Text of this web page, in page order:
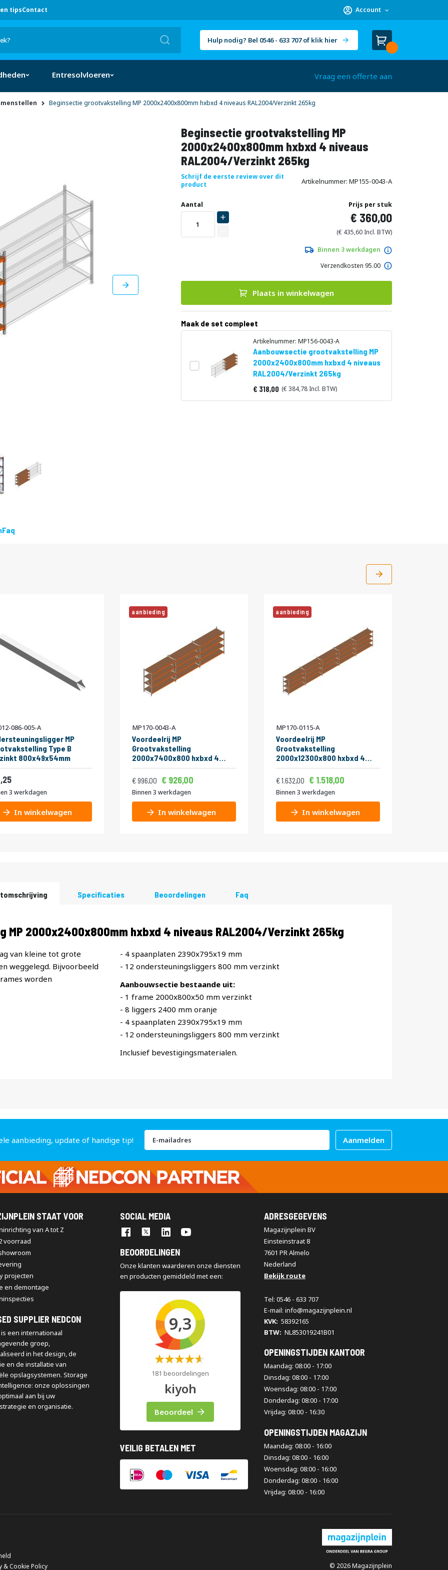
tipsContact Account
Hulp nodig? Bel 0546 - 633 707 of klik hier
Winkelwagen
Cart
Entresolvloeren Vraag een offerte aan
Beginsectie grootvakstelling MP 2000x2400x800mm hxbxd 4 niveaus RAL2004/Verzinkt 265kg
Beginsectie grootvakstelling MP
2000x2400x800mm hxbxd 4 niveaus
RAL2004/Verzinkt 265kg
Schrijf de eerste review over dit
product
Artikelnummer MP155-0043-A
Uw
aanpassing
DIRECT
LEVERBAAR
Aantal Prijs per stuk
360,00
435,60
Binnen 3 werkdagen
Verzendkosten 95.00
Plaats in winkelwagen
Maak de set compleet
Artikelnummer: MP156-0043-A
Aanbouwsectie grootvakstelling MP
2000x2400x800mm hxbxd 4 niveaus
RAL2004/Verzinkt 265kg
Vanaf
318,00 384,78
Faq
086-005-A
MP
Type B
800x49x54mm
3 werkdagen
In winkelwagen
aanbieding
MP170-0043-A
Voordeelrij MP
Grootvakstelling
2000x7400x800 hxbxd 4
niveaus RAL2004/Verzinkt
265kg
Normale prijs
996,00 1.205,16
Vanaf
926,00
Binnen 3 werkdagen
In winkelwagen
aanbieding
MP170-0115-A
Voordeelrij MP
Grootvakstelling
2000x12300x800 hxbxd 4
niveaus RAL2004/Verzinkt
265kg
Normale prijs
1.632,00 1.974,72
Vanaf
1.518,00
Binnen 3 werkdagen
In winkelwagen
2000x2400x800mm hxbxd 4 niveaus RAL2004/Verzinkt 265kg
van kleine tot grote
weggelegd. Bijvoorbeeld
worden
- 4 spaanplaten 2390x795x19 mm
- 12 ondersteuningsliggers 800 mm verzinkt
Aanbouwsectie bestaande uit:
- 1 frame 2000x800x50 mm verzinkt
- 8 liggers 2400 mm oranje
- 4 spaanplaten 2390x795x19 mm
- 12 ondersteuningsliggers 800 mm verzinkt
Inclusief bevestigingsmaterialen.
Specificaties Beoordelingen Faq
aanbieding, update of handige tip!
Abonneer
op
onze
nieuwsbrief
Aanmelden
STAAT VOOR
van A tot Z
voorraad
projecten
en demontage
SUPPLIER NEDCON
een internationaal
groep,
in het design, de
en de installatie van
opslagsystemen. Storage
onze oplossingen
aan bij uw
en organisatie.
SOCIAL MEDIA
BEOORDELINGEN
Onze klanten waarderen onze diensten
en producten gemiddeld met een:
9,3
Waardering:
181 beoordelingen
kiyoh
Beoordeel
VEILIG BETALEN MET
ADRESGEGEVENS
Magazijnplein BV
Einsteinstraat 8
7601 PR Almelo
Nederland
Bekijk route
Tel: 0546 - 633 707
E-mail: info@magazijnplein.nl
KVK: 58392165
BTW: NL853019241B01
OPENINGSTIJDEN KANTOOR
Maandag: 08:00 - 17:00
Dinsdag: 08:00 - 17:00
Woensdag: 08:00 - 17:00
Donderdag: 08:00 - 17:00
Vrijdag: 08:00 - 16:30
OPENINGSTIJDEN MAGAZIJN
Maandag: 08:00 - 16:00
Dinsdag: 08:00 - 16:00
Woensdag: 08:00 - 16:00
Donderdag: 08:00 - 16:00
Vrijdag: 08:00 - 16:00
& Cookie Policy © 2026 Magazijnplein